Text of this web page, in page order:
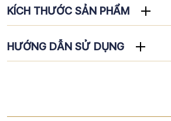
KÍCH THƯỚC SẢN PHẨM
HƯỚNG DẪN SỬ DỤNG